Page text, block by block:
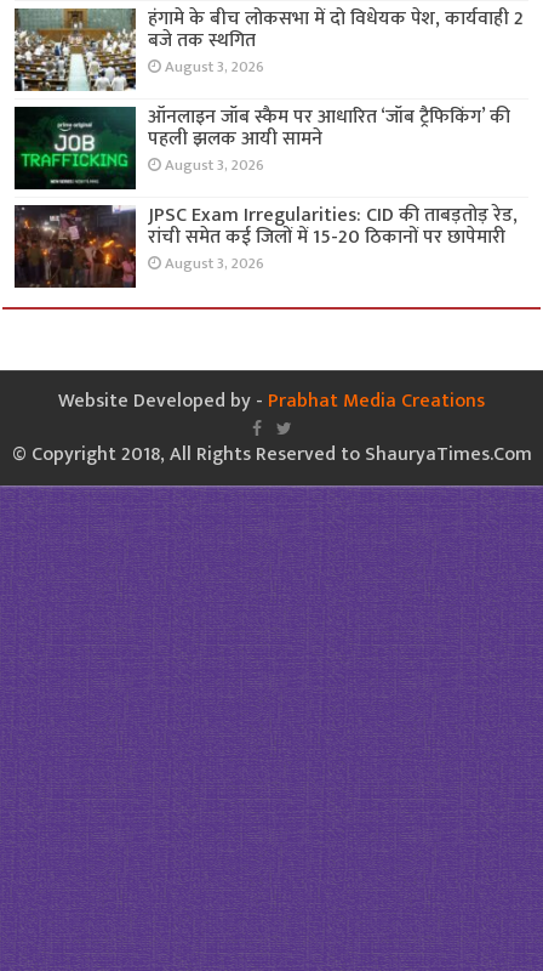
हंगामे के बीच लोकसभा में दो विधेयक पेश, कार्यवाही 2
बजे तक स्थगित
August 3, 2026
ऑनलाइन जॉब स्कैम पर आधारित ‘जॉब ट्रैफिकिंग’ की
पहली झलक आयी सामने
August 3, 2026
JPSC Exam Irregularities: CID की ताबड़तोड़ रेड,
रांची समेत कई जिलों में 15-20 ठिकानों पर छापेमारी
August 3, 2026
Website Developed by - Prabhat Media Creations
© Copyright 2018, All Rights Reserved to ShauryaTimes.Com